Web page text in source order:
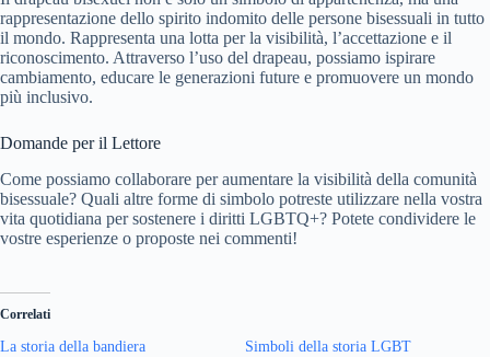
rappresentazione dello spirito indomito delle persone bisessuali in tutto
il mondo. Rappresenta una lotta per la visibilità, l’accettazione e il
riconoscimento. Attraverso l’uso del drapeau, possiamo ispirare
cambiamento, educare le generazioni future e promuovere un mondo
più inclusivo.
Domande per il Lettore
Come possiamo collaborare per aumentare la visibilità della comunità
bisessuale? Quali altre forme di simbolo potreste utilizzare nella vostra
vita quotidiana per sostenere i diritti LGBTQ+? Potete condividere le
vostre esperienze o proposte nei commenti!
Correlati
La storia della bandiera
Simboli della storia LGBT